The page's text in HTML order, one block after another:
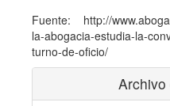
Fuente: http://
la-abogacia-estudia-la-
turno-de-oficio/